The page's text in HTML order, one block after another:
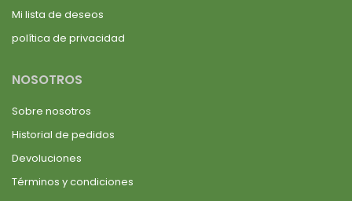
Mi lista de deseos
política de privacidad
NOSOTROS
Sobre nosotros
Historial de pedidos
Devoluciones
Términos y condiciones